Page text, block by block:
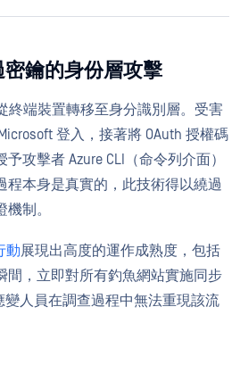
密鑰的身份層攻擊
終端裝置轉移至身分識別層。受害
登入，接著將 OAuth 授權碼
攻擊者 Azure CLI（命令列介面）
程本身是真實的，此技術得以繞過
制。
動展現出高度的運作成熟度，包括
間，立即對所有釣魚網站實施同步
變人員在調查過程中無法重現該流